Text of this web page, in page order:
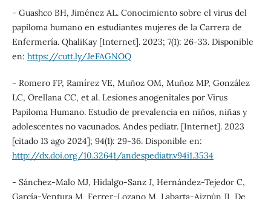
- Guashco BH, Jiménez AL. Conocimiento sobre el virus del
papiloma humano en estudiantes mujeres de la Carrera de
Enfermería. QhaliKay [Internet]. 2023; 7(1): 26-33. Disponible
en: https://cutt.ly/JeFAGNOQ
- Romero FP, Ramírez VE, Muñoz OM, Muñoz MP, González
LC, Orellana CC, et al. Lesiones anogenitales por Virus
Papiloma Humano. Estudio de prevalencia en niños, niñas y
adolescentes no vacunados. Andes pediatr. [Internet]. 2023
[citado 13 ago 2024]; 94(1): 29-36. Disponible en:
http://dx.doi.org/10.32641/andespediatr.v94i1.3534
- Sánchez-Malo MJ, Hidalgo-Sanz J, Hernández-Tejedor C,
García-Ventura M, Ferrer-Lozano M, Labarta-Aizpún JI, De